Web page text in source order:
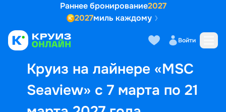
Раннее бронирование2027
2027миль каждому
Войти
Круиз на лайнере «MSC
Seaview» с 7 марта по 21
Выбор кают Маршрут и